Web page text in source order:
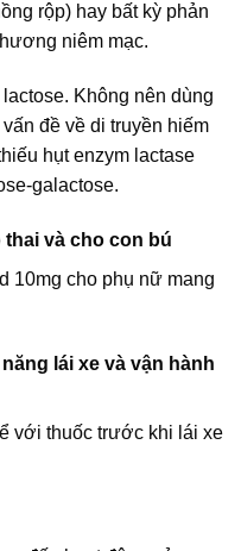
rộp) hay bất kỳ phản
niêm mạc.
Không nên dùng
đề về di truyền hiếm
hụt enzym lactase
galactose.
và cho con bú
10mg cho phụ nữ mang
lái xe và vận hành
với thuốc trước khi lái xe